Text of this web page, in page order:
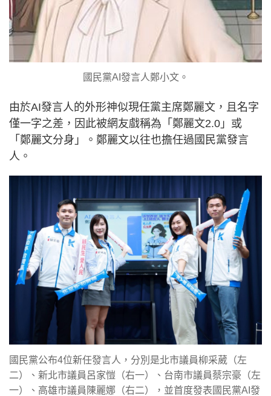
國民黨AI發言人鄭小文。
由於AI發言人的外形神似現任黨主席鄭麗文，且名字
僅一字之差，因此被網友戲稱為「鄭麗文2.0」或
「鄭麗文分身」。鄭麗文以往也擔任過國民黨發言
人。
國民黨公布4位新任發言人，分別是北市議員柳采葳（左
二）、新北市議員呂家愷（右一）、台南市議員蔡宗豪（左
一）、高雄市議員陳麗娜（右二），並首度發表國民黨AI發